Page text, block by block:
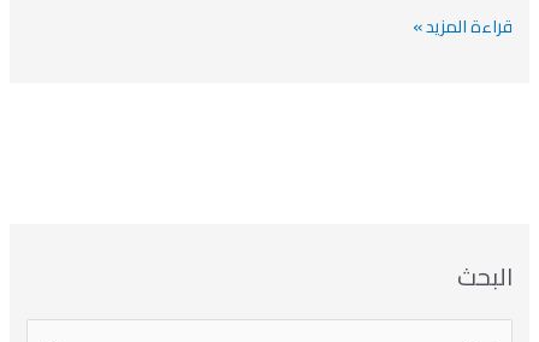
قراءة المزيد »
البحثلصلل